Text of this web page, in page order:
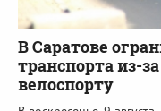
В Саратове
транспорта из-
велоспорту